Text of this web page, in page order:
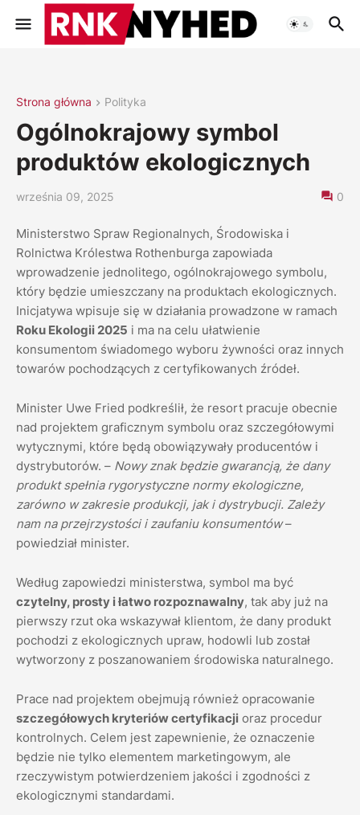
Strona główna Polityka
Ogólnokrajowy symbol
produktów ekologicznych
września 09, 2025 0
Ministerstwo Spraw Regionalnych, Środowiska i
Rolnictwa Królestwa Rothenburga zapowiada
wprowadzenie jednolitego, ogólnokrajowego symbolu,
który będzie umieszczany na produktach ekologicznych.
Inicjatywa wpisuje się w działania prowadzone w ramach
Roku Ekologii 2025 i ma na celu ułatwienie
konsumentom świadomego wyboru żywności oraz innych
towarów pochodzących z certyfikowanych źródeł.
Minister Uwe Fried podkreślił, że resort pracuje obecnie
nad projektem graficznym symbolu oraz szczegółowymi
wytycznymi, które będą obowiązywały producentów i
dystrybutorów. – Nowy znak będzie gwarancją, że dany
produkt spełnia rygorystyczne normy ekologiczne,
zarówno w zakresie produkcji, jak i dystrybucji. Zależy
nam na przejrzystości i zaufaniu konsumentów–
powiedział minister.
Według zapowiedzi ministerstwa, symbol ma być
czytelny, prosty i łatwo rozpoznawalny, tak aby już na
pierwszy rzut oka wskazywał klientom, że dany produkt
pochodzi z ekologicznych upraw, hodowli lub został
wytworzony z poszanowaniem środowiska naturalnego.
Prace nad projektem obejmują również opracowanie
szczegółowych kryteriów certyfikacji oraz procedur
kontrolnych. Celem jest zapewnienie, że oznaczenie
będzie nie tylko elementem marketingowym, ale
rzeczywistym potwierdzeniem jakości i zgodności z
ekologicznymi standardami.